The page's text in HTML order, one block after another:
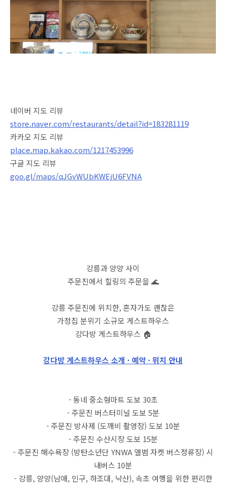
네이버 지도 리뷰
store.naver.com/restaurants/detail?id=183281119
카카오 지도 리뷰
place.map.kakao.com/1217453996
구글 지도 리뷰
goo.gl/maps/qJGvWUbKWEjU6FVNA
강릉과 양양 사이
주문진에서 힐링의 주문을 🌊
강릉 주문진에 위치한, 혼자가도 괜찮은
가정집 분위기 소규모 게스트하우스
강다방 게스트하우스 🏠
강다방 게스트하우스 소개 · 예약 · 위치 안내
- 동네 중소형마트 도보 30초
- 주문진 버스터미널 도보 5분
- 주문진 방사제 (도깨비 촬영장) 도보 10분
- 주문진 수산시장 도보 15분
- 주문진 해수욕장 (방탄소년단 YNWA 앨범 자켓 버스정류장) 시
내버스 10분
- 강릉, 양양(남애, 인구, 하조대, 낙산), 속초 여행을 위한 편리한